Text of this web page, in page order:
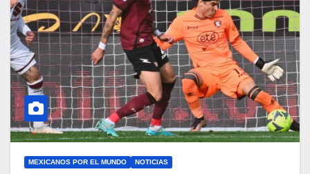
MEXICANOS POR EL MUNDO NOTICIAS